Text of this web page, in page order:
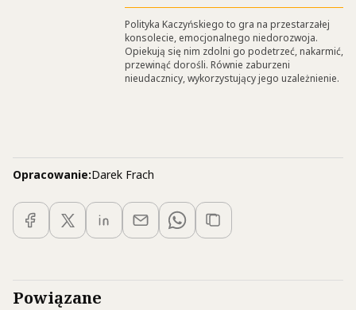
Polityka Kaczyńskiego to gra na przestarzałej
konsolecie, emocjonalnego niedorozwoja.
Opiekują się nim zdolni go podetrzeć, nakarmić,
przewinąć dorośli. Równie zaburzeni
nieudacznicy, wykorzystujący jego uzależnienie.
Opracowanie:Darek Frach
Powiązane